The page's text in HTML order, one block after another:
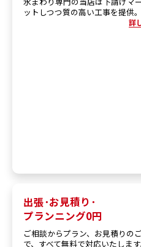
ットしつつ質の高い工事を提供。
詳
出張･お見積り･
プランニング0円
ご相談からプラン、お見積りの
で、すべて無料で対応いたしま